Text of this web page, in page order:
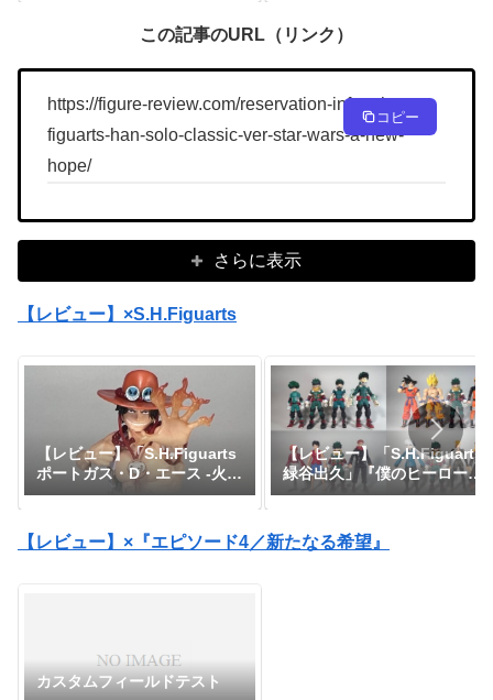
Hope）」が予約開始！
Hope）」が予約開始！
この記事のURL（リンク）
https://figure-review.com/reservation-info-s-h-
figuarts-han-solo-classic-ver-star-wars-a-new-
hope/
コピー
さらに表示
【レビュー】×S.H.Figuarts
【レビュー】「S.H.Figuarts
ポートガス・D・エース -火
拳-」『ワンピース』
【レビュー】「S.H.Figuarts
緑谷出久」『僕のヒーローア
カデミア』
【レビュー】×『エピソード4／新たなる希望』
カスタムフィールドテスト